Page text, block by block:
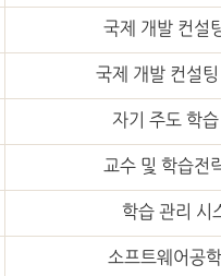
국제 개발 컨설
국제 개발 컨설
자기 주도 학
교수 및 학습전
학습 관리 시
소프트웨어공